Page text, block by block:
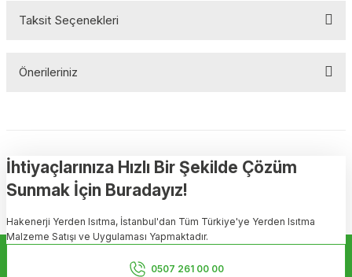
Taksit Seçenekleri
Önerileriniz
Görüş ve önerileriniz için teşekkür ederiz.
Ürün resmi kalitesiz, bozuk veya görüntülenemiyor.
Ürün açıklamasında eksik bilgiler bulunuyor.
Ürün bilgilerinde hatalar bulunuyor.
Ürün fiyatı diğer sitelerden daha pahalı.
İhtiyaçlarınıza Hızlı Bir Şekilde Çözüm
Sunmak İçin Buradayız!
Hakenerji Yerden Isıtma, İstanbul'dan Tüm Türkiye'ye Yerden Isıtma
Malzeme Satışı ve Uygulaması Yapmaktadır.
0507 261 00 00